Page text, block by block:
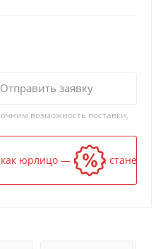
заявку
возможность поставки,
как юрлицо — и цена станет